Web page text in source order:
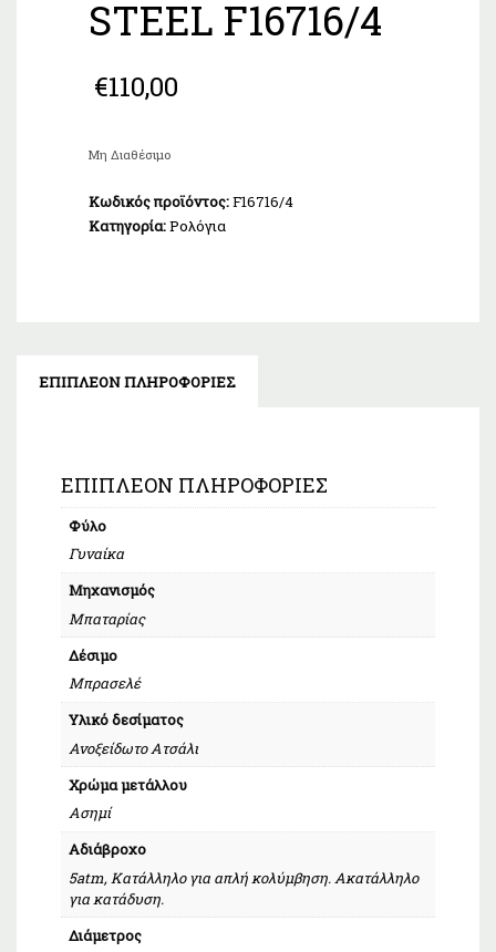
STEEL F16716/4
€110,00
Μη Διαθέσιμο
Κωδικός προϊόντος:F16716/4
Κατηγορία:Ρολόγια
ΕΠΙΠΛΈΟΝ ΠΛΗΡΟΦΟΡΊΕΣ
ΕΠΙΠΛΈΟΝ ΠΛΗΡΟΦΟΡΊΕΣ
Φύλο
Γυναίκα
Μηχανισμός
Μπαταρίας
Δέσιμο
Μπρασελέ
Υλικό δεσίματος
Ανοξείδωτο Ατσάλι
Χρώμα μετάλλου
Ασημί
Αδιάβροχο
5atm, Κατάλληλο για απλή κολύμβηση. Ακατάλληλο
για κατάδυση.
Διάμετρος